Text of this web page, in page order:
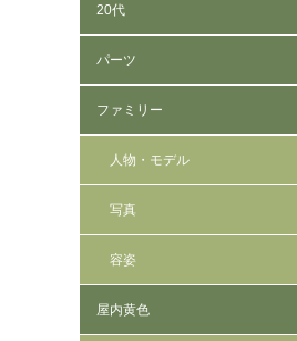
20代
パーツ
ファミリー
人物・モデル
写真
容姿
屋内黄色